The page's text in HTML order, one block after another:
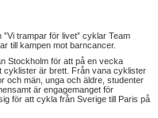
trampar för livet” cyklar Team
till kampen mot barncancer.
Stockholm för att på en vecka
cyklister är brett. Från vana cyklister
och män, unga och äldre, studenter
är engagemanget för
för att cykla från Sverige till Paris på